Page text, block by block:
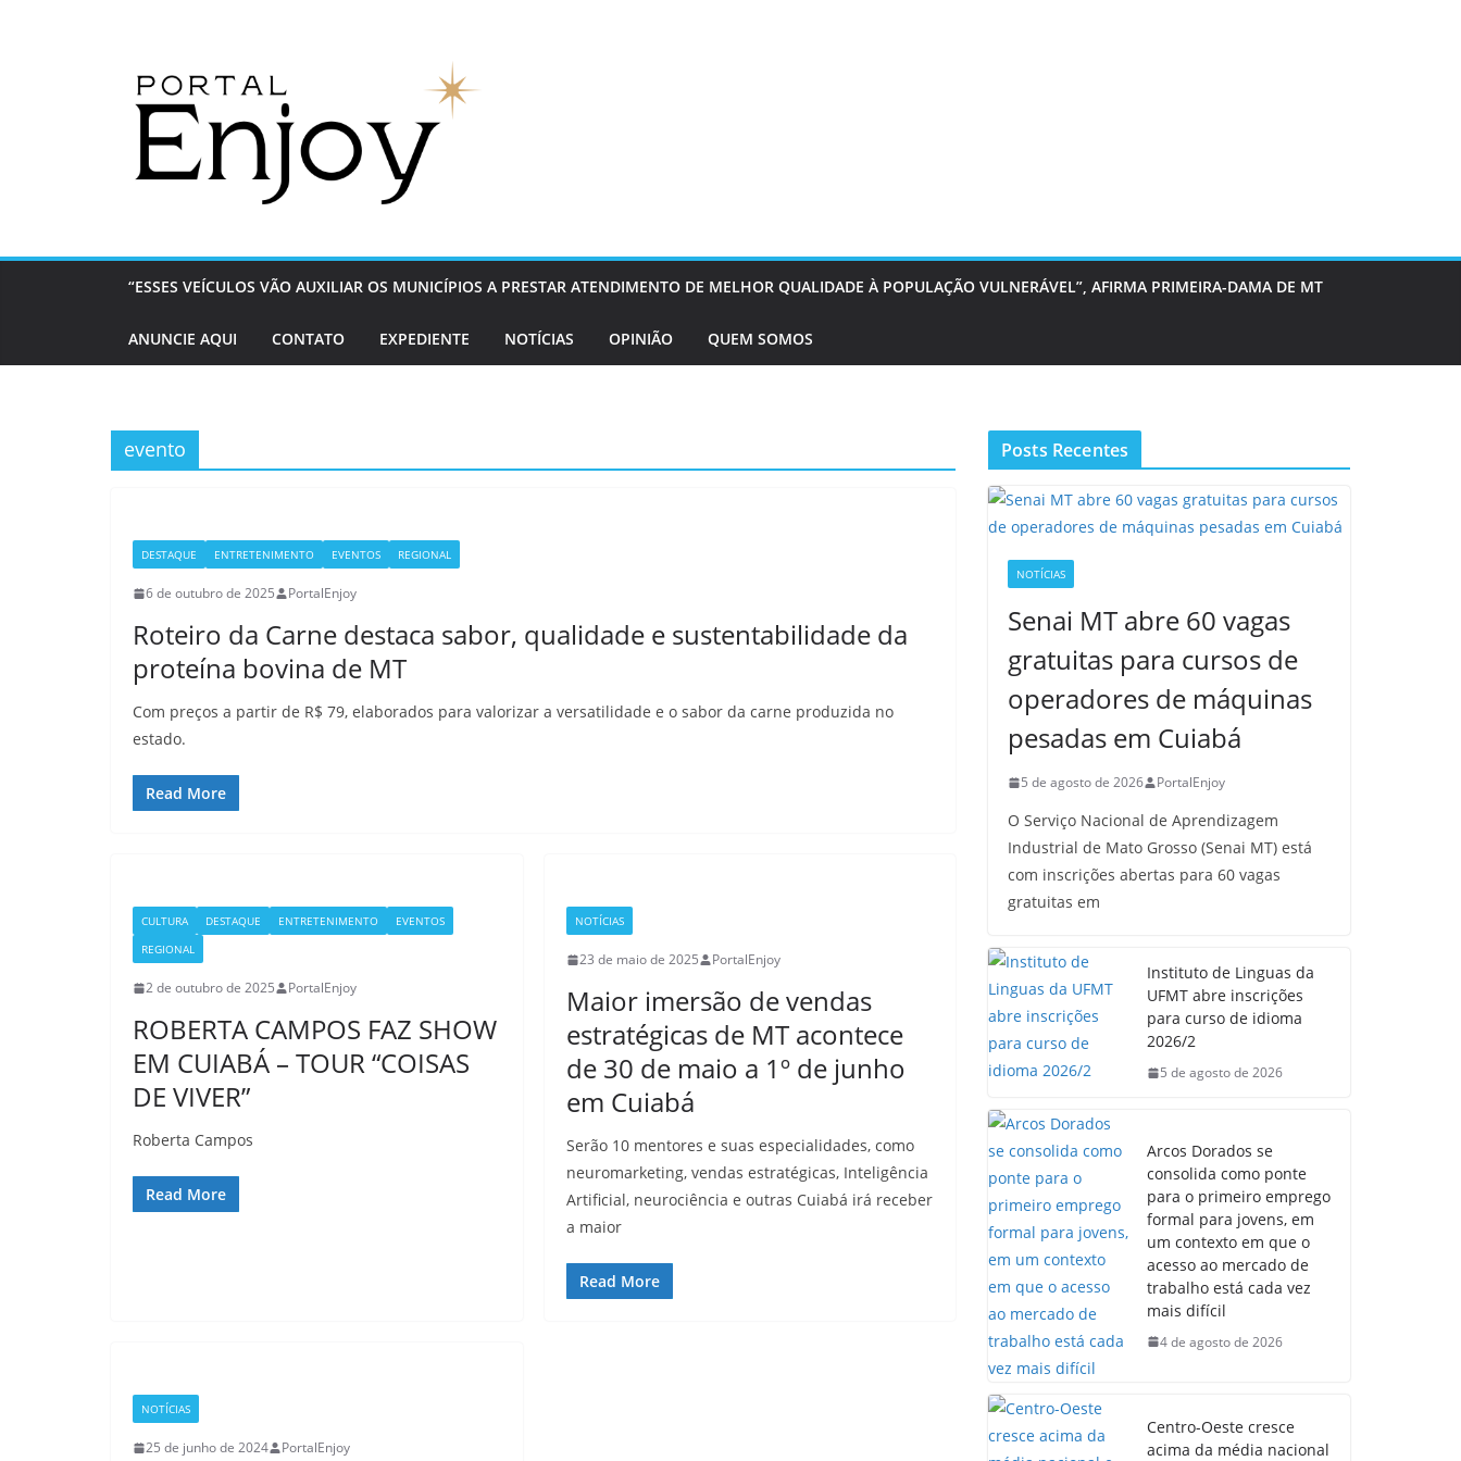
“ESSES VEÍCULOS VÃO AUXILIAR OS MUNICÍPIOS A PRESTAR ATENDIMENTO DE MELHOR QUALIDADE À POPULAÇÃO VULNERÁVEL”, AFIRMA PRIMEIRA-DAMA DE MT
ANUNCIE AQUI CONTATO EXPEDIENTE NOTÍCIAS OPINIÃO QUEM SOMOS
evento
DESTAQUE ENTRETENIMENTO EVENTOS REGIONAL
6 de outubro de 2025 PortalEnjoy
Roteiro da Carne destaca sabor, qualidade e sustentabilidade da
proteína bovina de MT
Com preços a partir de R$ 79, elaborados para valorizar a versatilidade e o sabor da carne produzida no
estado.
Read More
CULTURA DESTAQUE ENTRETENIMENTO
EVENTOS
REGIONAL
2 de outubro de 2025 PortalEnjoy
ROBERTA CAMPOS FAZ SHOW
EM CUIABÁ – TOUR “COISAS
DE VIVER”
Roberta Campos
Read More
NOTÍCIAS
23 de maio de 2025 PortalEnjoy
Maior imersão de vendas
estratégicas de MT acontece
de 30 de maio a 1º de junho
em Cuiabá
Serão 10 mentores e suas especialidades, como
neuromarketing, vendas estratégicas, Inteligência
Artificial, neurociência e outras Cuiabá irá receber
a maior
Read More
NOTÍCIAS
25 de junho de 2024 PortalEnjoy
Posts Recentes
NOTÍCIAS
Senai MT abre 60 vagas
gratuitas para cursos de
operadores de máquinas
pesadas em Cuiabá
5 de agosto de 2026 PortalEnjoy
O Serviço Nacional de Aprendizagem
Industrial de Mato Grosso (Senai MT) está
com inscrições abertas para 60 vagas
gratuitas em
Instituto de Linguas da
UFMT abre inscrições
para curso de idioma
2026/2
5 de agosto de 2026
Arcos Dorados se
consolida como ponte
para o primeiro emprego
formal para jovens, em
um contexto em que o
acesso ao mercado de
trabalho está cada vez
mais difícil
4 de agosto de 2026
Centro-Oeste cresce
acima da média nacional